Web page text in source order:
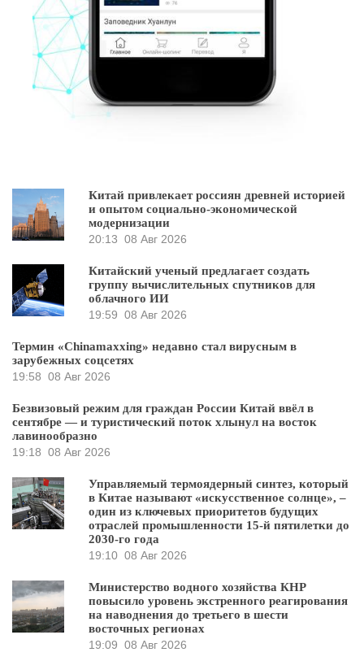
Китай привлекает россиян древней историей
и опытом социально-экономической
модернизации
20:13 08 Авг 2026
Китайский ученый предлагает создать
группу вычислительных спутников для
облачного ИИ
19:59 08 Авг 2026
Термин «Chinamaxxing» недавно стал вирусным в
зарубежных соцсетях
19:58 08 Авг 2026
Безвизовый режим для граждан России Китай ввёл в
сентябре — и туристический поток хлынул на восток
лавинообразно
19:18 08 Авг 2026
Управляемый термоядерный синтез, который
в Китае называют «искусственное солнце», –
один из ключевых приоритетов будущих
отраслей промышленности 15-й пятилетки до
2030-го года
19:10 08 Авг 2026
Министерство водного хозяйства КНР
повысило уровень экстренного реагирования
на наводнения до третьего в шести
восточных регионах
19:09 08 Авг 2026